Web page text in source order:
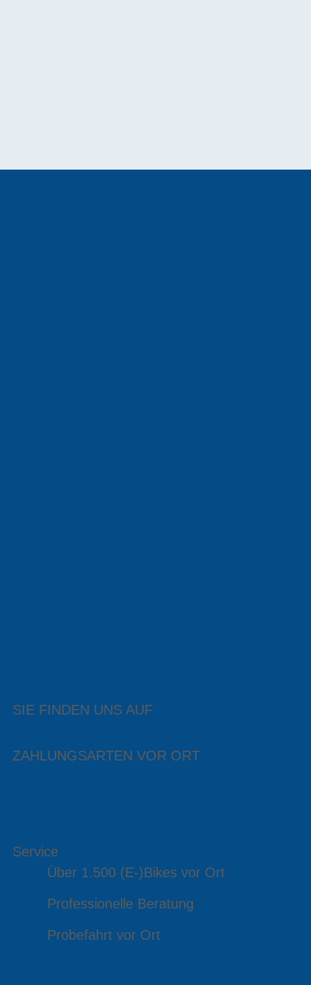
SIE FINDEN UNS AUF
ZAHLUNGSARTEN VOR ORT
Service
Über 1.500 (E-)Bikes vor Ort
Professionelle Beratung
Probefahrt vor Ort